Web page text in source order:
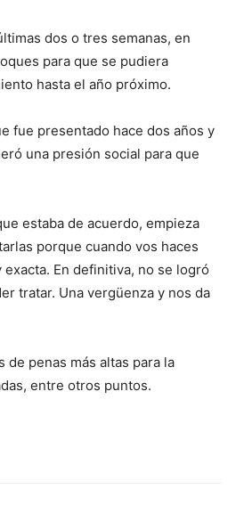
dos o tres semanas, en
para que se pudiera
hasta el año próximo.
fue presentado hace dos años y
una presión social para que
estaba de acuerdo, empieza
porque cuando vos haces
En definitiva, no se logró
tratar. Una vergüenza y nos da
de penas más altas para la
entre otros puntos.